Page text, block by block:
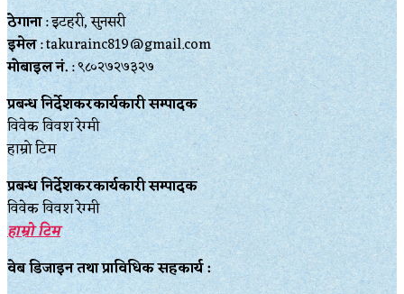
ठेगाना: इटहरी, सुनसरी
इमेल: takurainc819@gmail.com
मोबाइल नं.: ९८०२७२७३२७
प्रबन्ध निर्देशकरकार्यकारी सम्पादक
विवेक विवश रेग्मी
हाम्रो टिम
प्रबन्ध निर्देशकरकार्यकारी सम्पादक
विवेक विवश रेग्मी
हाम्रो टिम
वेब डिजाइन तथा प्राविधिक सहकार्य :